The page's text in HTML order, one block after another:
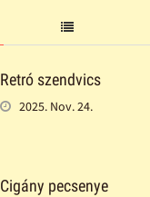
Retró szendvics
2025. Nov. 24.
Cigány pecsenye